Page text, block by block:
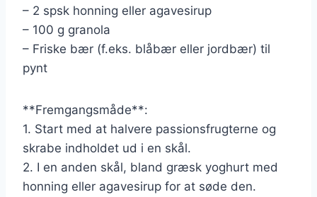
– 2 spsk honning eller agavesirup
– 100 g granola
– Friske bær (f.eks. blåbær eller jordbær) til
pynt
**Fremgangsmåde**:
1. Start med at halvere passionsfrugterne og
skrabe indholdet ud i en skål.
2. I en anden skål, bland græsk yoghurt med
honning eller agavesirup for at søde den.